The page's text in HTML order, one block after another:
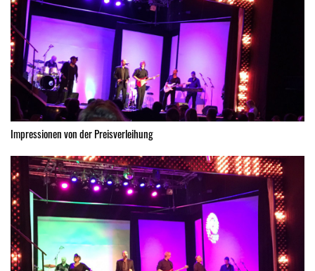
Impressionen von der Preisverleihung